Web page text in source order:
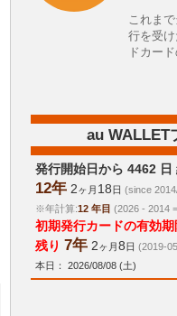
これま
行を受
ドカー
au WALLET
発行開始日から 4462 日
12年 2ヶ月 18日 (since
※年計算:12 年目 (2026 - 2014
初期発行カードの有効期
残り 7年 2ヶ月8日 (2019-
本日： 2026/08/08 (土)